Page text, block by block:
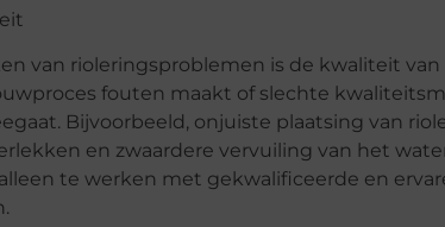
van rioleringsproblemen is de kwaliteit
fouten maakt of slechte
Bijvoorbeeld, onjuiste plaatsing van
en zwaardere vervuiling van het
te werken met gekwalificeerde en